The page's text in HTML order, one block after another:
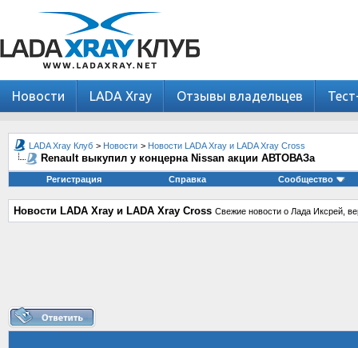
Новости LADA Xray Отзывы владельцев
LADA Xray Клуб > Новости > Новости LADA Xray и LADA Xray Cross
Renault выкупил у концерна Nissan акции АВТОВАЗа
Регистрация Справка Сообщество
Новости LADA Xray и LADA Xray Cross Свежие новости о Лада Иксрей,